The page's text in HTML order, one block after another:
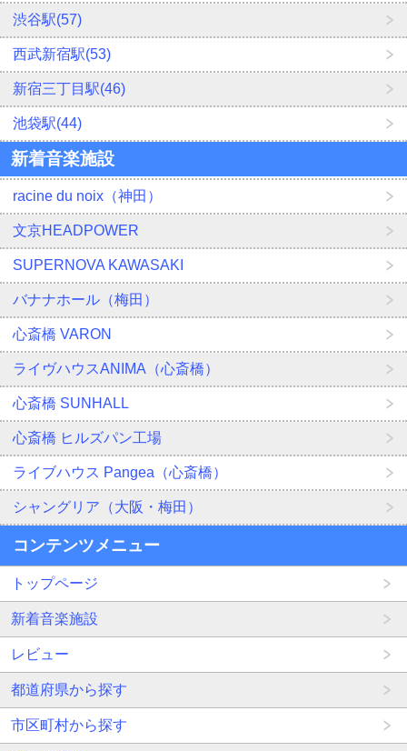
渋谷駅(57)
西武新宿駅(53)
新宿三丁目駅(46)
池袋駅(44)
新着音楽施設
racine du noix（神田）
文京HEADPOWER
SUPERNOVA KAWASAKI
バナナホール（梅田）
心斎橋 VARON
ライヴハウスANIMA（心斎橋）
心斎橋 SUNHALL
心斎橋 ヒルズパン工場
ライブハウス Pangea（心斎橋）
シャングリア（大阪・梅田）
コンテンツメニュー
トップページ
新着音楽施設
レビュー
都道府県から探す
市区町村から探す